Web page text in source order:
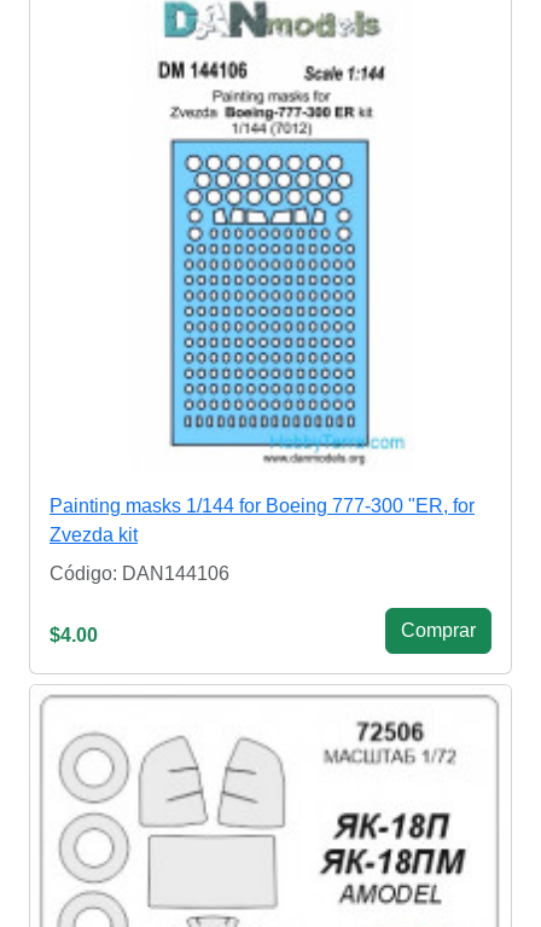
Painting masks 1/144 for Boeing 777-300 "ER, for
Zvezda kit
Código: DAN144106
$4.00 Сomprar